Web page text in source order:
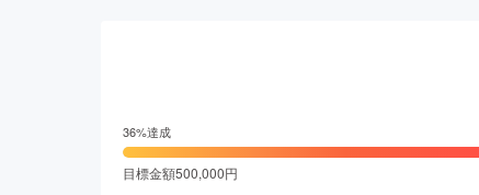
36%達成
目標金額500,000円